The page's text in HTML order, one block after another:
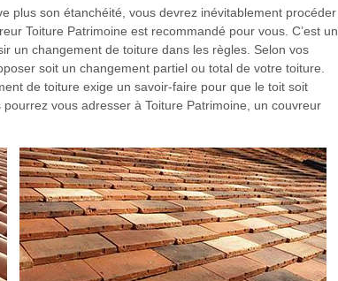
plus son étanchéité, vous devrez inévitablement procéder
Toiture Patrimoine est recommandé pour vous. C’est un
un changement de toiture dans les règles. Selon vos
soit un changement partiel ou total de votre toiture.
de toiture exige un savoir-faire pour que le toit soit
vous adresser à Toiture Patrimoine, un couvreur